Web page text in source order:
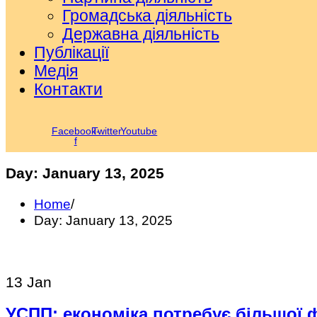
Громадська діяльність
Державна діяльність
Публікації
Медія
Контакти
Facebook-
f
TwitterYoutube
Day: January 13, 2025
Home/
Day: January 13, 2025
13 Jan